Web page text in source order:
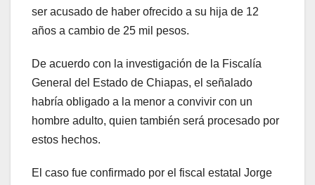
ser acusado de haber ofrecido a su hija de 12
años a cambio de 25 mil pesos.
De acuerdo con la investigación de la Fiscalía
General del Estado de Chiapas, el señalado
habría obligado a la menor a convivir con un
hombre adulto, quien también será procesado por
estos hechos.
El caso fue confirmado por el fiscal estatal Jorge